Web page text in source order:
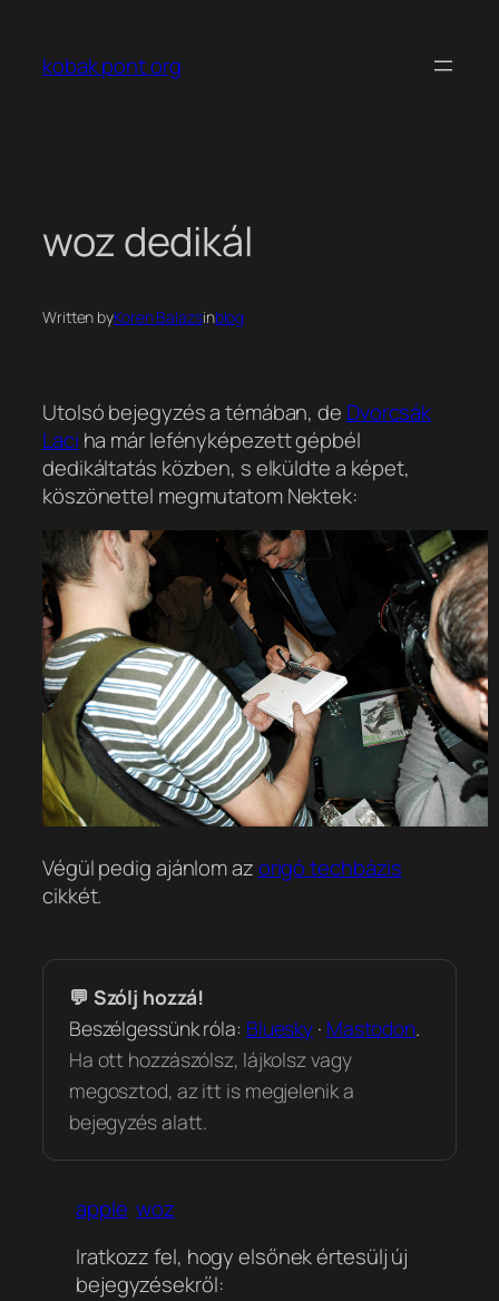
tartalomhoz
kobak pont org
woz dedikál
Written byKoren Balazsinblog
Utolsó bejegyzés a témában, de Dvorcsák
Laci ha már lefényképezett gépbél
dedikáltatás közben, s elküldte a képet,
köszönettel megmutatom Nektek:
Végül pedig ajánlom azorigó techbázis
cikkét.
💬 Szólj hozzá!
Beszélgessünk róla: Bluesky · Mastodon.
Ha ott hozzászólsz, lájkolsz vagy
megosztod, az itt is megjelenik a
bejegyzés alatt.
apple woz
Iratkozz fel, hogy elsőnek értesülj új
bejegyzésekről: